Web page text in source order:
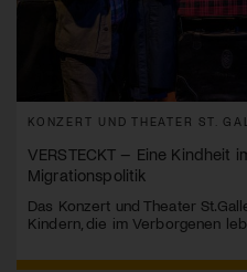
KONZERT UND THEATER ST.
VERSTECKT – Eine Kindheit
Migrationspolitik
Das Konzert und Theater
Kindern, die im Verborgenen